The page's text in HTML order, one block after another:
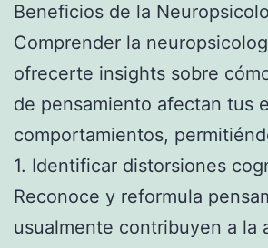
Beneficios de la
Comprender la
ofrecerte insights sobre
de pensamiento afectan tus
comportamientos,
1. Identificar distorsiones
Reconoce y reformula
usualmente contribuyen a la